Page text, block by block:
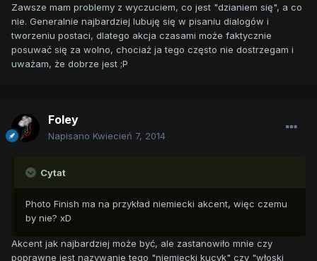
Zawsze mam problemy z wyczuciem, co jest "dzianiem się", a co
nie. Generalnie najbardziej lubuję się w pisaniu dialogów i
tworzeniu postaci, dlatego akcja czasami może faktycznie
posuwać się za wolno, chociaż ja tego często nie dostrzegam i
uważam, że dobrze jest ;P
Foley
Napisano Kwiecień 7, 2014
Cytat
Photo Finish ma na przykład niemiecki akcent, więc czemu
by nie? xD
Akcent jak najbardziej może być, ale zastanowiło mnie czy
poprawne jest nazywanie tego "niemiecki kucyk" czy "włoski